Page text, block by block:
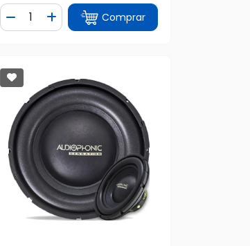
Diminuir Quantidade
Quantidade
Adicionar Quantidade
Comprar